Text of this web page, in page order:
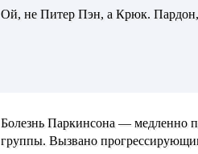
Ой, не Питер Пэн, а Крюк. Пардон,
Болезнь Паркинсона — медленно
группы. Вызвано